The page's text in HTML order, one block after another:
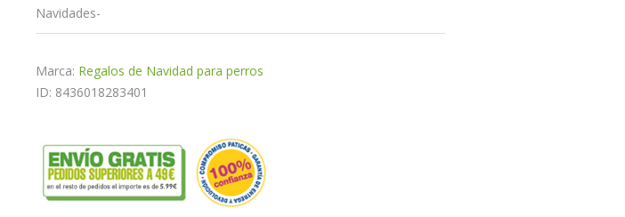
Navidades-
Marca: Regalos de Navidad para perros
ID: 8436018283401